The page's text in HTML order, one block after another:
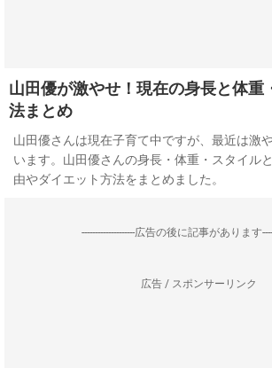
山田優が激やせ！現在の身長と体重
法まとめ
山田優さんは現在子育て中ですが、最近は激
います。山田優さんの身長・体重・スタイル
由やダイエット方法をまとめました。
--------------------広告の後に記事があります
広告 / スポンサーリンク